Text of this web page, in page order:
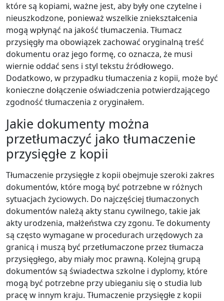
które są kopiami, ważne jest, aby były one czytelne i
nieuszkodzone, ponieważ wszelkie zniekształcenia
mogą wpłynąć na jakość tłumaczenia. Tłumacz
przysięgły ma obowiązek zachować oryginalną treść
dokumentu oraz jego formę, co oznacza, że musi
wiernie oddać sens i styl tekstu źródłowego.
Dodatkowo, w przypadku tłumaczenia z kopii, może być
konieczne dołączenie oświadczenia potwierdzającego
zgodność tłumaczenia z oryginałem.
Jakie dokumenty można
przetłumaczyć jako tłumaczenie
przysięgłe z kopii
Tłumaczenie przysięgłe z kopii obejmuje szeroki zakres
dokumentów, które mogą być potrzebne w różnych
sytuacjach życiowych. Do najczęściej tłumaczonych
dokumentów należą akty stanu cywilnego, takie jak
akty urodzenia, małżeństwa czy zgonu. Te dokumenty
są często wymagane w procedurach urzędowych za
granicą i muszą być przetłumaczone przez tłumacza
przysięgłego, aby miały moc prawną. Kolejną grupą
dokumentów są świadectwa szkolne i dyplomy, które
mogą być potrzebne przy ubieganiu się o studia lub
pracę w innym kraju. Tłumaczenie przysięgłe z kopii